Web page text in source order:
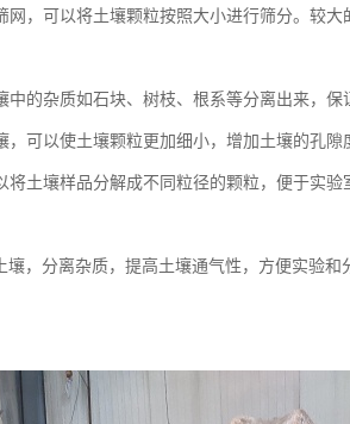
，可以将土壤颗粒按照大小进行筛分。较
的杂质如石块、树枝、根系等分离出来，保
可以使土壤颗粒更加细小，增加土壤的孔隙
土壤样品分解成不同粒径的颗粒，便于实
，分离杂质，提高土壤通气性，方便实验